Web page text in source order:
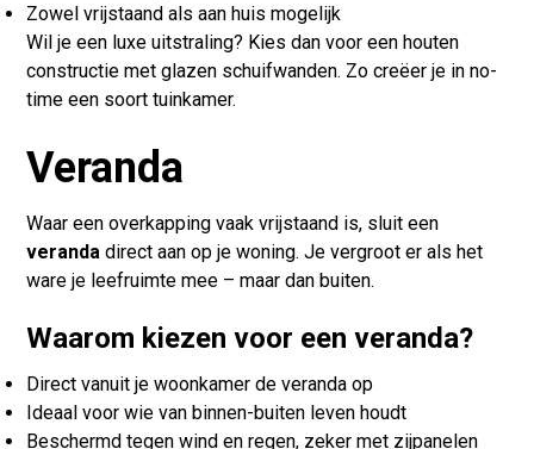
Zowel vrijstaand als aan huis mogelijk
Wil je een luxe uitstraling? Kies dan voor een houten
constructie met glazen schuifwanden. Zo creëer je in no-
time een soort tuinkamer.
Veranda
Waar een overkapping vaak vrijstaand is, sluit een
veranda direct aan op je woning. Je vergroot er als het
ware je leefruimte mee – maar dan buiten.
Waarom kiezen voor een veranda?
Direct vanuit je woonkamer de veranda op
Ideaal voor wie van binnen-buiten leven houdt
Beschermd tegen wind en regen, zeker met zijpanelen